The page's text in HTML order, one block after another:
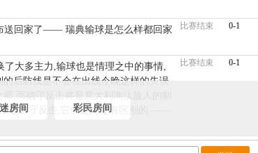
送回家了—— 瑞典输球是怎么样都回家
比赛结束 0-1
了大多主力,输球也是情理之中的事情,
后防线是不会在出线今晚这样的失误
,而稳守反击将是意大利淘汰敌人的制
是防守反击,它们之间是有区别的.——
比赛结束 0-1
、球员沸腾了 比赛结束 0-1
房间 彩民房间